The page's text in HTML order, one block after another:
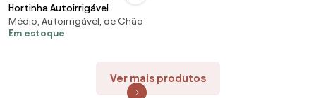
Hortinha Autoirrigável
Médio, Autoirrigável, de Chão
Em estoque
Ver mais produtos